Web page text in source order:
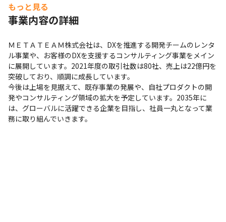
■ キャリアアップ支援
・MT University
技術やマネジメントなどを大学のように学ぶことができま
す。社内外合わせて全部で約150もの講座を受講可能で
す。
・Career Drive
半年に一度、希望するキャリアに向けた業務ができている
か確認する仕組みです。
もっと見る
事業内容の詳細
ＭＥＴＡＴＥＡＭ株式会社は、DXを推進する開発チームのレンタ
ル事業や、お客様のDXを支援するコンサルティング事業をメイン
に展開しています。2021年度の取引社数は80社、売上は22億円を
突破しており、順調に成長しています。
今後は上場を見据えて、既存事業の発展や、自社プロダクトの開
発やコンサルティング領域の拡大を予定しています。2035年に
は、グローバルに活躍できる企業を目指し、社員一丸となって業
務に取り組んでいきます。